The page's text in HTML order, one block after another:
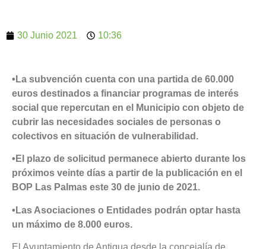
30 Junio 2021 10:36
•La subvención cuenta con una partida de 60.000
euros destinados a financiar programas de interés
social que repercutan en el Municipio con objeto de
cubrir las necesidades sociales de personas o
colectivos en situación de vulnerabilidad.
•El plazo de solicitud permanece abierto durante los
próximos veinte días a partir de la publicación en el
BOP Las Palmas este 30 de junio de 2021.
•Las Asociaciones o Entidades podrán optar hasta
un máximo de 8.000 euros.
El Ayuntamiento de Antigua desde la concejalía de